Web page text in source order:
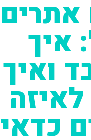
אתרים
איך
ואיך
כדאי